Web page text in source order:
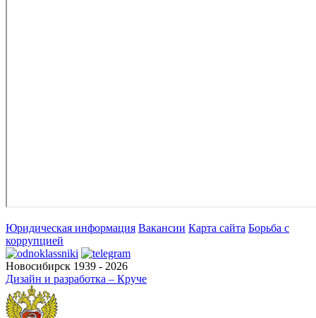
Юридическая информация Вакансии Карта сайта Борьба с
коррупцией
Новосибирск 1939 - 2026
Дизайн и разработка – Круче